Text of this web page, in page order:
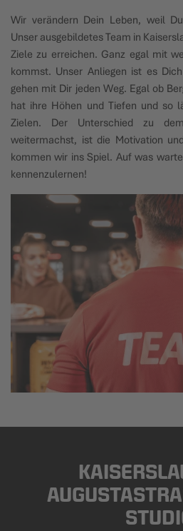
Wir verändern Dein Leben, weil
Unser ausgebildetes Team in
Ziele zu erreichen. Ganz egal mit
kommst. Unser Anliegen ist es
gehen mit Dir jeden Weg. Egal ob
hat ihre Höhen und Tiefen und so
Zielen. Der Unterschied zu
weitermachst, ist die Motivation
kommen wir ins Spiel. Auf was
kennenzulernen!